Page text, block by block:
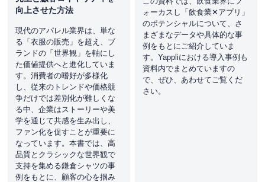
向上させた方法
現代のアパレル業界は、単な
る「衣服の販売」を超え、ブ
ランドの「世界観」を軸にし
た価値提供へと進化していま
す。消費者の嗜好が多様化
し、従来のトレンドや価格競
争だけでは差別化が難しくな
る中、企業はストーリーや美
学を通じて共感を生み出し、
ファン化を促すことが重要に
なっています。本書では、高
品質とクラシックな世界観で
支持を集める鎌倉シャツの事
例をもとに、顧客の心を掴み
ォーカスし「飲食業✕アプリ」
のポテンシャルについて、さ
まざまなデータや具体的な事
例をもとにご紹介していま
す。Yappliにおける導入事例も
資料内でまとめていますの
で、ぜひ、あわせてご覧くだ
さい。